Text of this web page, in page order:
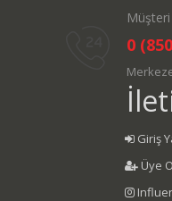
0
Giriş
Üye